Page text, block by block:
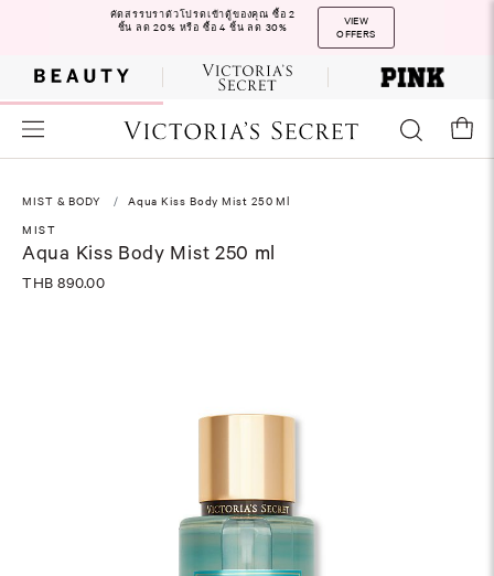
คัดสรรบราตัวโปรดเข้าตู้ของคุณ ซื้อ 2
ชิ้น ลด 20% หรือ ซื้อ 4 ชิ้น ลด 30%
VIEW
OFFERS
MIST & BODY
Aqua Kiss Body Mist 250 Ml
MIST
Aqua Kiss Body Mist 250 ml
THB 890.00